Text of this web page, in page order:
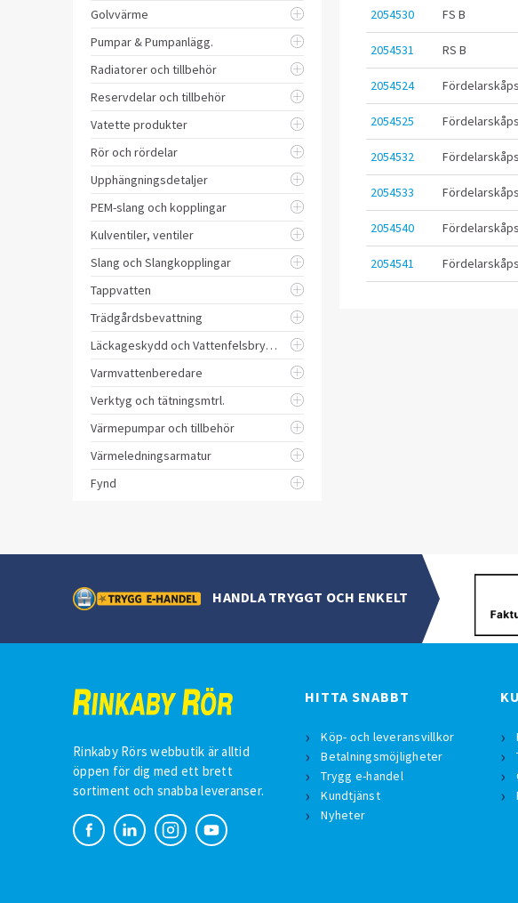
Golvvärme
Pumpar & Pumpanlägg.
Radiatorer och tillbehör
Reservdelar och tillbehör
Vatette produkter
Rör och rördelar
Upphängningsdetaljer
PEM-slang och kopplingar
Kulventiler, ventiler
Slang och Slangkopplingar
Tappvatten
Trädgårdsbevattning
Läckageskydd och Vattenfelsbrytare
Varmvattenberedare
Verktyg och tätningsmtrl.
Värmepumpar och tillbehör
Värmeledningsarmatur
Fynd
2054530 FS B
2054531 RS B
2054524
2054525
2054532
2054533
2054540
2054541
HANDLA TRYGGT OCH ENKELT
Rinkaby Rörs webbutik är alltid
öppen för dig med ett brett
sortiment och snabba leveranser.
HITTA SNABBT
Köp- och leveransvillkor
Betalningsmöjligheter
Trygg e-handel
Kundtjänst
Nyheter